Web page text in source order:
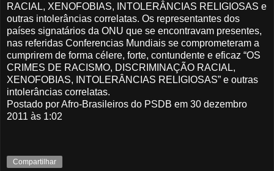
RACIAL, XENOFOBIAS, INTOLERÂNCIAS RELIGIOSAS e
outras intolerâncias correlatas. Os representantes dos
países signatários da ONU que se encontravam presentes,
nas referidas Conferencias Mundiais se comprometeram a
cumprirem de forma célere, forte, contundente e eficaz “OS
CRIMES DE RACISMO, DISCRIMINAÇÃO RACIAL,
XENOFOBIAS, INTOLERÂNCIAS RELIGIOSAS” e outras
intolerâncias correlatas.
Postado por Afro-Brasileiros do PSDB em 30 dezembro
2011 às 1:02
Compartilhar